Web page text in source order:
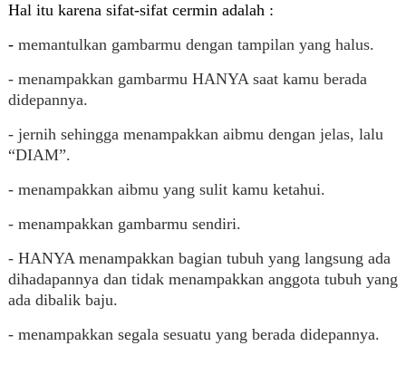
Hal itu karena sifat-sifat cermin adalah :
- memantulkan gambarmu dengan tampilan yang halus.
- menampakkan gambarmu HANYA saat kamu berada
didepannya.
- jernih sehingga menampakkan aibmu dengan jelas, lalu
“DIAM”.
- menampakkan aibmu yang sulit kamu ketahui.
- menampakkan gambarmu sendiri.
- HANYA menampakkan bagian tubuh yang langsung ada
dihadapannya dan tidak menampakkan anggota tubuh yang
ada dibalik baju.
- menampakkan segala sesuatu yang berada didepannya.